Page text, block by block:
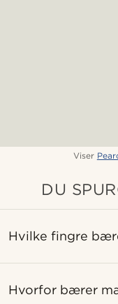
Viser
DU
Hvilke fingre
Hvorfor bærer